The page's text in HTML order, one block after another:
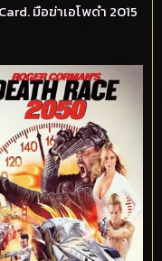
มือฆ่าเอโพดำ 2015